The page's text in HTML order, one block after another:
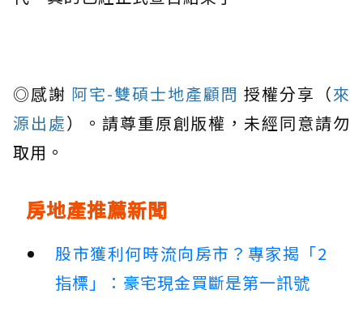
◎感謝 阿宅-雙碩士地產顧問 授權分享（來
源出處）。請尊重原創版權，未經同意請勿
取用。
房地產推薦新聞
股市獲利何時流向房市？專家揭「2
指標」：豪宅現金買斷是第一訊號